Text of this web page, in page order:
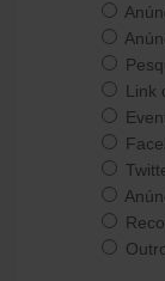
Link